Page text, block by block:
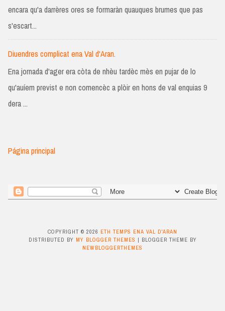
encara qu'a darrères ores se formaràn quauques brumes que pas
s'escart...
Diuendres complicat ena Val d'Aran.
Ena jornada d'ager era còta de nhèu tardèc mès en pujar de lo
qu'auíem previst e non comencèc a plòir en hons de val enquias 9
dera ...
Página principal
COPYRIGHT © 2026 ETH TEMPS ENA VAL D'ARAN
DISTRIBUTED BY MY BLOGGER THEMES | BLOGGER THEME BY
NEWBLOGGERTHEMES